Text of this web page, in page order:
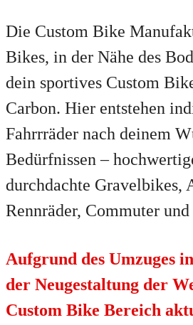
Die Custom Bike
Bikes, in der Nähe des
dein sportives Custom
Carbon. Hier entstehen
Fahrrräder nach deinem
Bedürfnissen –
durchdachte Gravelbikes,
Rennräder, Commuter
Aufgrund des Umzuges
der Neugestaltung der
Custom Bike Bereich